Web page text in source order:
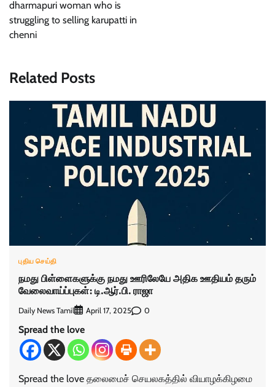
dharmapuri woman who is
struggling to selling karupatti in
chenni
Related Posts
புதிய செய்தி
நமது பிள்ளைகளுக்கு நமது ஊரிலேயே அதிக ஊதியம் தரும்
வேலைவாய்ப்புகள்: டி.ஆர்.பி. ராஜா
Daily News Tamil April 17, 2025 0
Spread the love
Spread the love தலைமைச் செயலகத்தில் வியாழக்கிழமை